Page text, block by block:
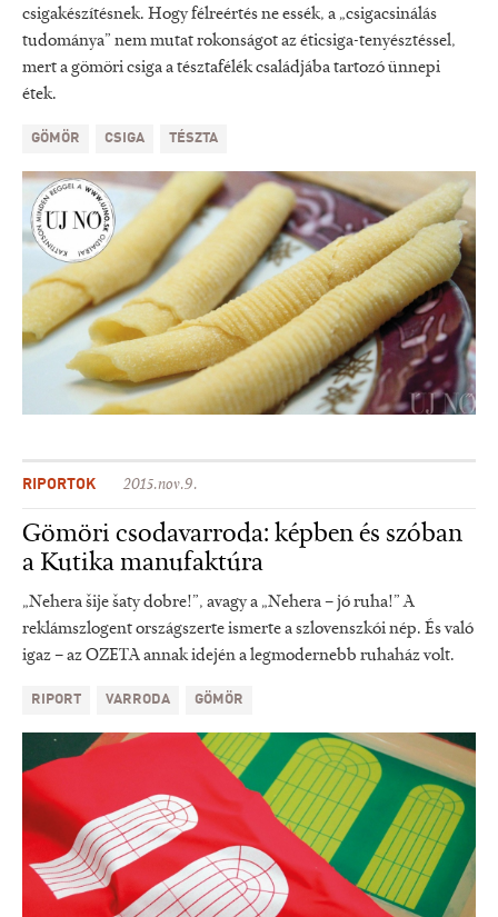
csigakészítésnek. Hogy félreértés ne essék, a „csigacsinálás
tudománya” nem mutat rokonságot az éticsiga-tenyésztéssel,
mert a gömöri csiga a tésztafélék családjába tartozó ünnepi
étek.
GÖMÖR CSIGA TÉSZTA
RIPORTOK 2015.nov.9.
Gömöri csodavarroda: képben és szóban
a Kutika manufaktúra
„Nehera šije šaty dobre!”, avagy a „Nehera – jó ruha!” A
reklámszlogent országszerte ismerte a szlovenszkói nép. És való
igaz – az OZETA annak idején a legmodernebb ruhaház volt.
RIPORT VARRODA GÖMÖR